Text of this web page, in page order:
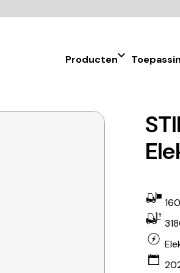
Producten